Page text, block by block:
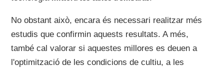
No obstant això, encara és necessari realitzar més
estudis que confirmin aquests resultats. A més,
també cal valorar si aquestes millores es deuen a
l'optimització de les condicions de cultiu, a les